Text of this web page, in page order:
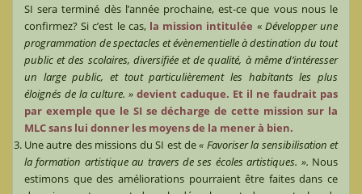
SI sera terminé dès l’année prochaine, est-ce que vous nous le
confirmez? Si c’est le cas, la mission intitulée « Développer une
programmation de spectacles et évènementielle à destination du tout
public et des scolaires, diversifiée et de qualité, à même d’intéresser
un large public, et tout particulièrement les habitants les plus
éloignés de la culture. » devient caduque. Et il ne faudrait pas
par exemple que le SI se décharge de cette mission sur la
MLC sans lui donner les moyens de la mener à bien.
Une autre des missions du SI est de« Favoriser la sensibilisation et
la formation artistique au travers de ses écoles artistiques. ». Nous
estimons que des améliorations pourraient être faites dans ce